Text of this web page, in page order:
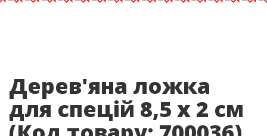
Дерев'яна ложка
для спецій 8,5 х 2 см